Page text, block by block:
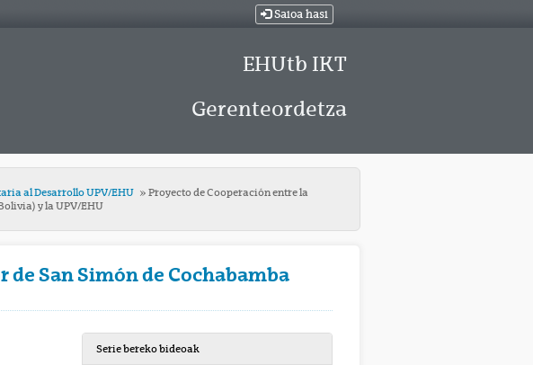
Saioa hasi
EHUtb IKT
Gerenteordetza
al Desarrollo UPV/EHU
Proyecto de Cooperación entre la
y la UPV/EHU
San Simón de Cochabamba
Serie bereko bideoak